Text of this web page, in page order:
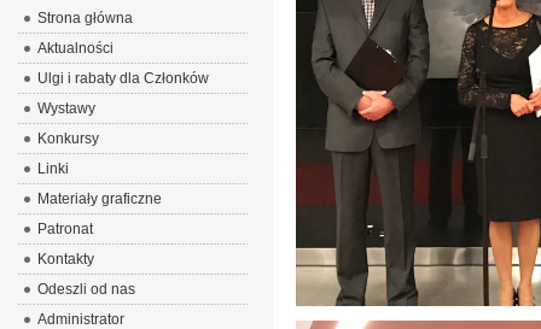
Strona główna
Aktualności
Ulgi i rabaty dla Członków
Wystawy
Konkursy
Linki
Materiały graficzne
Patronat
Kontakty
Odeszli od nas
Administrator